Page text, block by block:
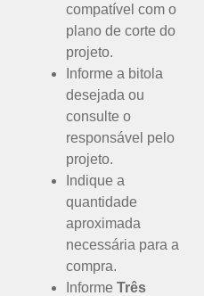
compatível com o
plano de corte do
projeto.
Informe a bitola
desejada ou
consulte o
responsável pelo
projeto.
Indique a
quantidade
aproximada
necessária para a
compra.
Informe Três